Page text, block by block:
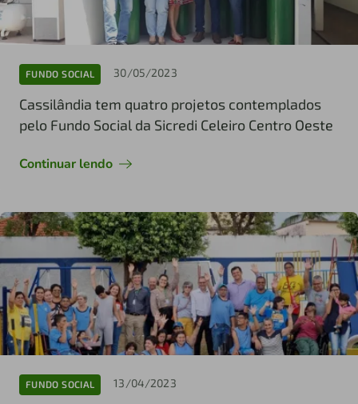
FUNDO SOCIAL 30/05/2023
Cassilândia tem quatro projetos contemplados
pelo Fundo Social da Sicredi Celeiro Centro Oeste
Continuar lendo
FUNDO SOCIAL 13/04/2023